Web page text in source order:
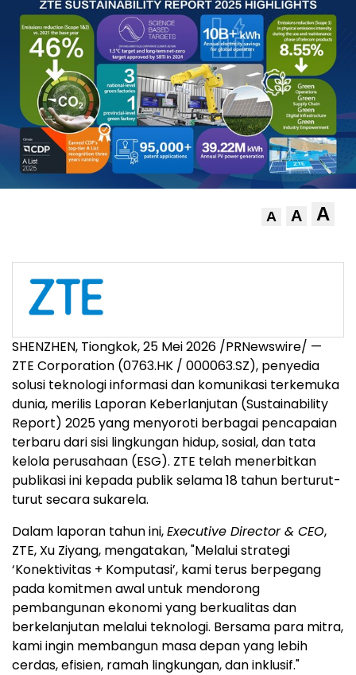
A A A
SHENZHEN, Tiongkok, 25 Mei 2026 /PRNewswire/ —
ZTE Corporation (0763.HK / 000063.SZ), penyedia
solusi teknologi informasi dan komunikasi terkemuka
dunia, merilis Laporan Keberlanjutan (Sustainability
Report) 2025 yang menyoroti berbagai pencapaian
terbaru dari sisi lingkungan hidup, sosial, dan tata
kelola perusahaan (ESG). ZTE telah menerbitkan
publikasi ini kepada publik selama 18 tahun berturut-
turut secara sukarela.
Dalam laporan tahun ini,Executive Director & CEO,
ZTE, Xu Ziyang, mengatakan, "Melalui strategi
‘Konektivitas + Komputasi’, kami terus berpegang
pada komitmen awal untuk mendorong
pembangunan ekonomi yang berkualitas dan
berkelanjutan melalui teknologi. Bersama para mitra,
kami ingin membangun masa depan yang lebih
cerdas, efisien, ramah lingkungan, dan inklusif."